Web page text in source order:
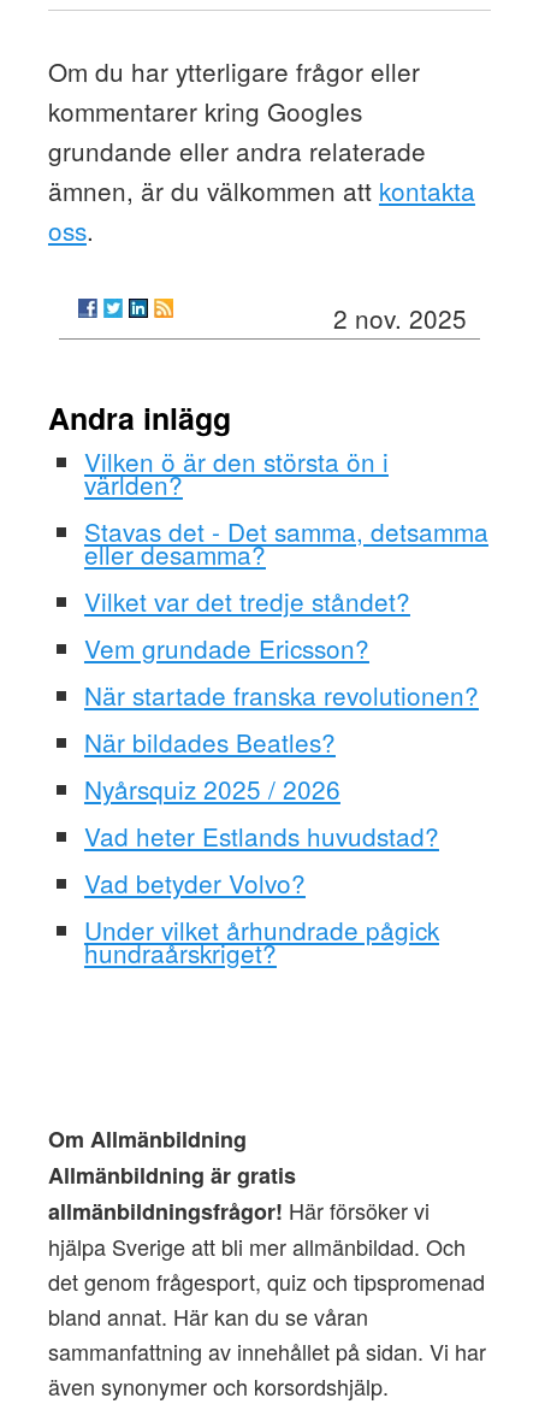
Om du har ytterligare frågor eller
kommentarer kring Googles
grundande eller andra relaterade
ämnen, är du välkommen att kontakta
oss.
2 nov. 2025
Andra inlägg
Vilken ö är den största ön i
världen?
Stavas det - Det samma, detsamma
eller desamma?
Vilket var det tredje ståndet?
Vem grundade Ericsson?
När startade franska revolutionen?
När bildades Beatles?
Nyårsquiz 2025 / 2026
Vad heter Estlands huvudstad?
Vad betyder Volvo?
Under vilket århundrade pågick
hundraårskriget?
Om Allmänbildning
Allmänbildning är gratis
allmänbildningsfrågor! Här försöker vi
hjälpa Sverige att bli mer allmänbildad. Och
det genom frågesport, quiz och tipspromenad
bland annat. Här kan du se våran
sammanfattning av innehållet på sidan. Vi har
även synonymer och korsordshjälp.